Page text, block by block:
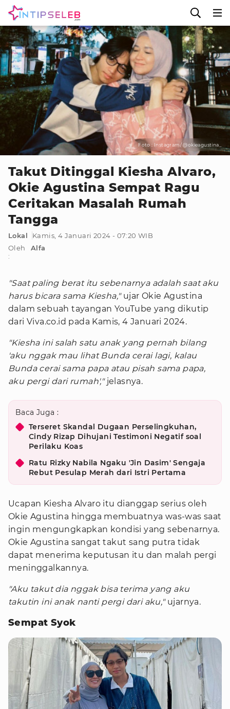
Foto : Instagram/ @okieagustina_
Takut Ditinggal Kiesha Alvaro,
Okie Agustina Sempat Ragu
Ceritakan Masalah Rumah
Tangga
Lokal
Kamis, 4 Januari 2024 - 07:20 WIB
Oleh
:
Alfa
"Saat paling berat itu sebenarnya adalah saat aku
harus bicara sama Kiesha,"ujar Okie Agustina
dalam sebuah tayangan YouTube yang dikutip
dari Viva.co.id pada Kamis, 4 Januari 2024.
"Kiesha ini salah satu anak yang pernah bilang
'aku nggak mau lihat Bunda cerai lagi, kalau
Bunda cerai sama papa atau pisah sama papa,
aku pergi dari rumah',"jelasnya.
Baca Juga :
Terseret Skandal Dugaan Perselingkuhan,
Cindy Rizap Dihujani Testimoni Negatif soal
Perilaku Koas
Ratu Rizky Nabila Ngaku 'Jin Dasim' Sengaja
Rebut Pesulap Merah dari Istri Pertama
Ucapan Kiesha Alvaro itu dianggap serius oleh
Okie Agustina hingga membuatnya was-was saat
ingin mengungkapkan kondisi yang sebenarnya.
Okie Agustina sangat takut sang putra tidak
dapat menerima keputusan itu dan malah pergi
meninggalkannya.
"Aku takut dia nggak bisa terima yang aku
takutin ini anak nanti pergi dari aku,"ujarnya.
Sempat Syok